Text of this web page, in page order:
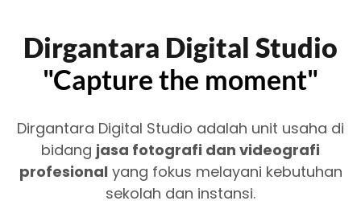
Dirgantara Digital Studio
"Capture the moment"
Dirgantara Digital Studio adalah unit usaha di
bidang jasa fotografi dan videografi
profesional yang fokus melayani kebutuhan
sekolah dan instansi.